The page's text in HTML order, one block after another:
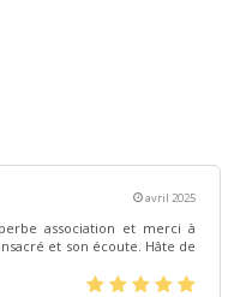
avril 2025
association et merci à
et son écoute. Hâte de
(*)(*)(*)(*)(*)